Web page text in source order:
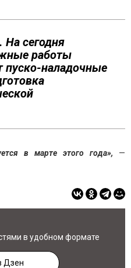
На сегодня
работы
пуско-наладочные
в марте этого года», —
в удобном формате
Дзен